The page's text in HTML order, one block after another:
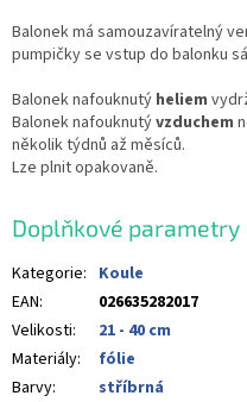
Balonek má samouzavíratelný
pumpičky se vstup do balonku
Balonek nafouknutý heliem
Balonek nafouknutývzduchem
několik týdnů až měsíců.
Lze plnit opakovaně.
Doplňkové parametry
Kategorie: Koule
EAN:
026635282017
Velikosti:
21 - 40 cm
Materiály:
fólie
Barvy:
stříbrná